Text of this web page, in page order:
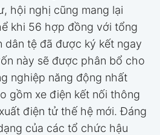
hội nghị cũng mang lại
khi 56 hợp đồng với tổng
dân tệ đã được ký kết ngay
này sẽ được phân bổ cho
nghiệp năng động nhất
gồm xe điện kết nối thông
điện tử thế hệ mới. Đáng
của các tổ chức hậu